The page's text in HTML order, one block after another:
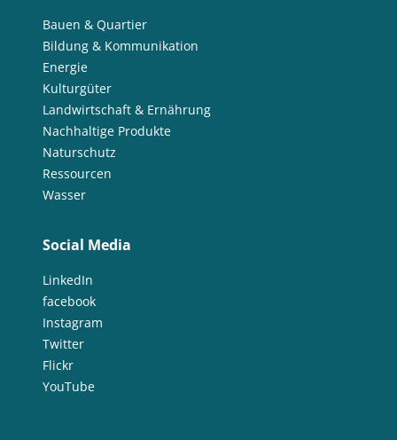
Bauen & Quartier
Bildung & Kommunikation
Energie
Kulturgüter
Landwirtschaft & Ernährung
Nachhaltige Produkte
Naturschutz
Ressourcen
Wasser
Social Media
LinkedIn
facebook
Instagram
Twitter
Flickr
YouTube